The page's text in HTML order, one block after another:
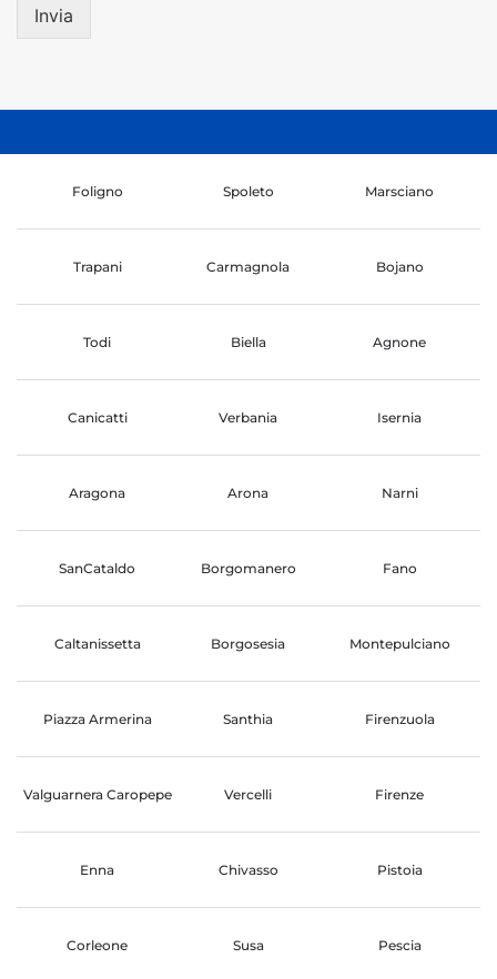
Invia
Foligno Spoleto Marsciano
Trapani Carmagnola Bojano
Todi Biella Agnone
Canicatti Verbania Isernia
Aragona Arona Narni
SanCataldo Borgomanero Fano
Caltanissetta Borgosesia Montepulciano
Piazza Armerina Santhia Firenzuola
Valguarnera Caropepe Vercelli Firenze
Enna Chivasso Pistoia
Corleone Susa Pescia